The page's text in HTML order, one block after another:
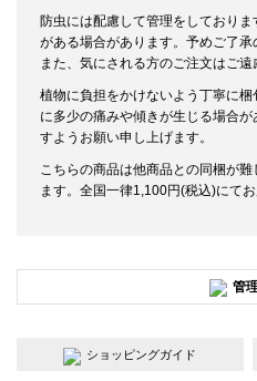
防虫には配慮して管理をしており
がある場合があります。予めご了承
また、気にされる方のご注文はご遠
植物に負担をかけないよう丁寧に
に多少の痛みや傾きが生じる場合
すようお願い申し上げます。
こちらの商品は他商品との同梱が
ます。全国一律1,100円(税込)にてお
管
ショッピングガイド